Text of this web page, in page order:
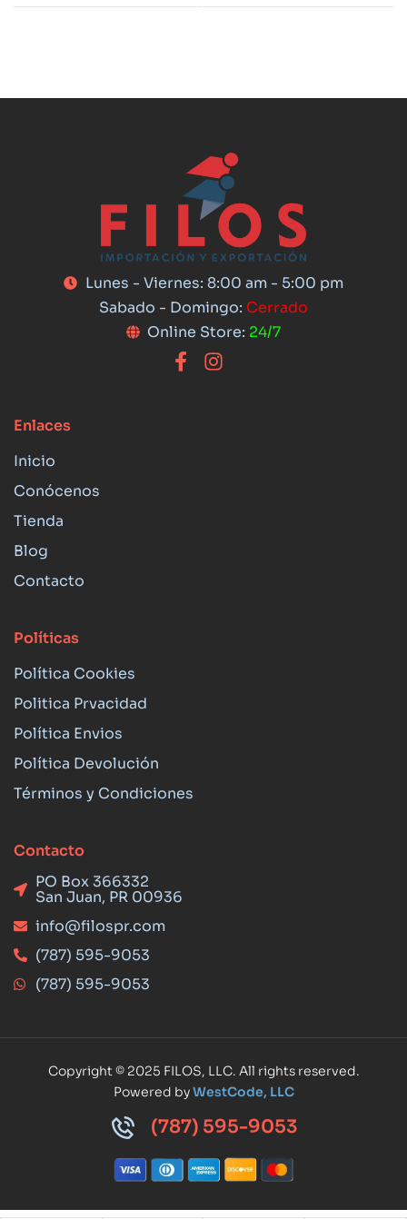
Lunes - Viernes: 8:00 am - 5:00 pm
Sabado - Domingo: Cerrado
Online Store: 24/7
Enlaces
Inicio
Conócenos
Tienda
Blog
Contacto
Políticas
Política Cookies
Politica Prvacidad
Política Envios
Política Devolución
Términos y Condiciones
Contacto
PO Box 366332
San Juan, PR 00936
info@filospr.com
(787) 595-9053
(787) 595-9053
Copyright © 2025 FILOS, LLC. All rights reserved.
Powered byWestCode, LLC
(787) 595-9053